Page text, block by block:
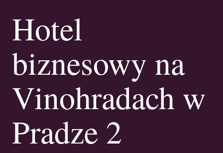
Hotel
biznesowy na
Vinohradach w
Pradze 2